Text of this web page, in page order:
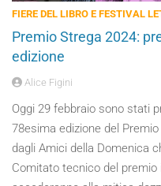
FIERE DEL LIBRO E FESTIVAL
Premio Strega 2024:
edizione
Alice Figini
Oggi 29 febbraio sono stati
78esima edizione del
dagli Amici della Domenica
Comitato tecnico del